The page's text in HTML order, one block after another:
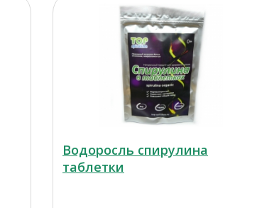
Водоросль спирулина
таблетки